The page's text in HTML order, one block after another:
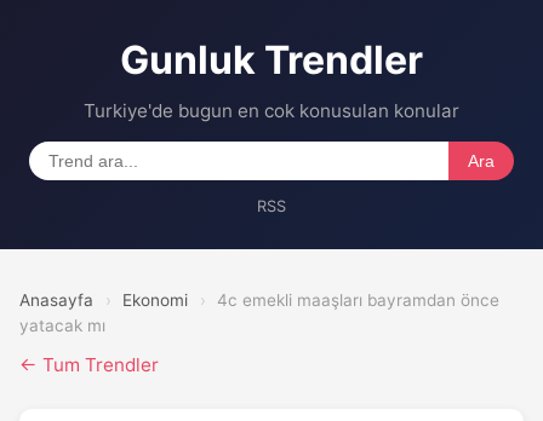
Gunluk Trendler
Turkiye'de bugun en cok konusulan konular
Ara
RSS
Anasayfa › Ekonomi ›
4c emekli maaşları bayramdan önce
yatacak mı
← Tum Trendler